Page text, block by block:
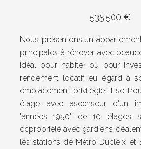
535 500 €
Nous présentons un
principales à rénover avec
idéal pour habiter ou pour
rendement locatif eu égard à
emplacement privilégié. Il se
étage avec ascenseur d'un
"années 1950" de 10 étages
copropriété avec gardiens
les stations de Métro Dupleix et